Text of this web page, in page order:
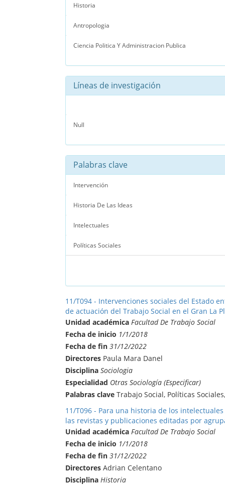
Historia
Antropologia
Ciencia Politica Y Administracion Publica
Líneas de investigación
Null
Palabras clave
Intervención
Historia De Las Ideas
Intelectuales
Políticas Sociales
11/T094 - Intervenciones sociales del Estado
de actuación del Trabajo Social en el Gran La
Unidad académica Facultad De Trabajo Social
Fecha de inicio 1/1/2018
Fecha de fin 31/12/2022
Directores Paula Mara Danel
Disciplina Sociologia
Especialidad Otras Sociología (Especificar)
Palabras clave Trabajo Social, Políticas
11/T096 - Para una historia de los
las revistas y publicaciones editadas por
Unidad académica Facultad De Trabajo Social
Fecha de inicio 1/1/2018
Fecha de fin 31/12/2022
Directores Adrian Celentano
Disciplina Historia